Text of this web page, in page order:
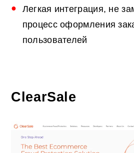
Легкая интеграция, не
процесс оформления
пользователей
ClearSale